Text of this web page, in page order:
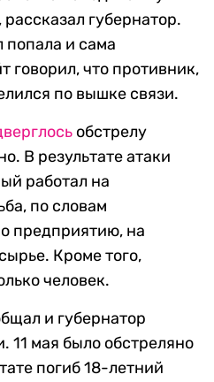
губернатор.
попала и сама
говорил, что противник,
по вышке связи.
обстрелу
В результате атаки
работал на
по словам
предприятию, на
Кроме того,
человек.
и губернатор
11 мая было обстреляно
погиб 18-летний